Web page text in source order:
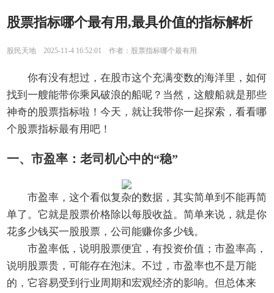
股票指标哪个最有用,最具价值的指标解析
股民天地 2025-11-4 16:52:01 作者：股票指标哪个最有用
你有没有想过，在股市这个充满变数的海洋里，如何
找到一艘能带你乘风破浪的船呢？当然，这艘船就是那些
神奇的股票指标啦！今天，就让我带你一起探索，看看哪
个股票指标最有用吧！
一、市盈率：老司机心中的“稳”
市盈率，这个看似复杂的数据，其实简单到不能再简
单了。它就是股票价格除以每股收益。简单来说，就是你
花多少钱买一股股票，公司能赚你多少钱。
市盈率低，说明股票便宜，有投资价值；市盈率高，
说明股票贵，可能存在泡沫。不过，市盈率也不是万能
的，它容易受到行业周期和宏观经济的影响。但总体来